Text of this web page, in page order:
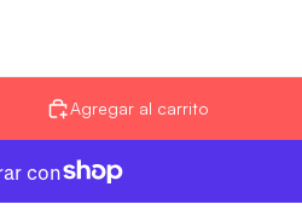
Agregar al carrito